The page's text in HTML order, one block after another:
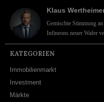
Klaus
Gemischte Stimmung
Infineons neuer Wafer
KATEGORIEN
Immobilienmarkt
Investment
Märkte